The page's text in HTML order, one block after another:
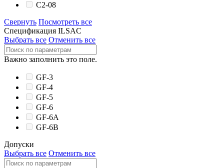
C2-08
Свернуть Посмотреть все
Спецификация ILSAC
Выбрать все Отменить все
Важно заполнить это поле.
GF-3
GF-4
GF-5
GF-6
GF-6A
GF-6B
Допуски
Выбрать все Отменить все